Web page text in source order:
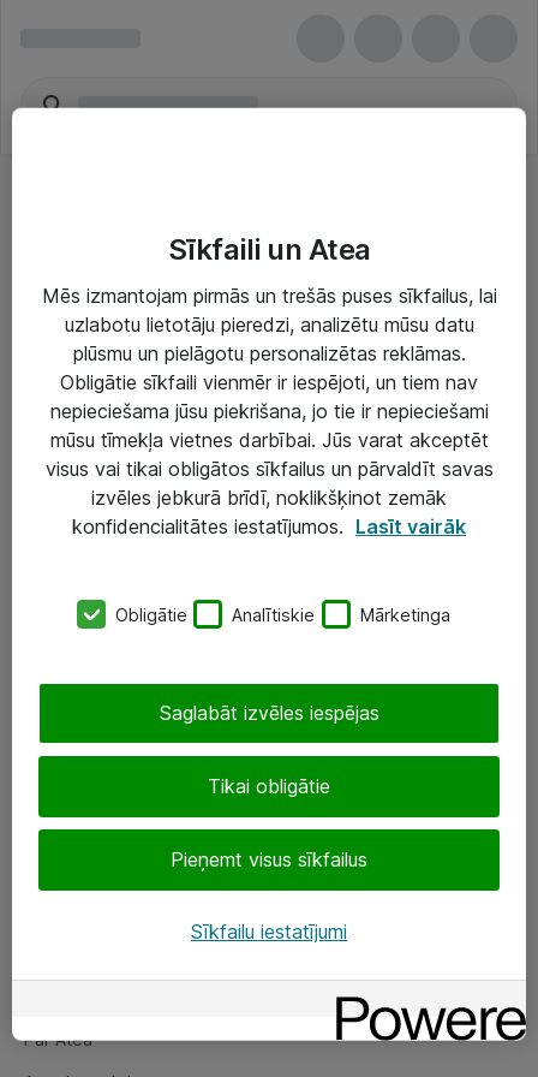
Risinājumi & Pakalpojumi
IT serviss un atbalsts
IT infrastruktūra
Darba vietu IT risinājumi
Serveri un datu centri
SIA „ATEA”
eShop@atea.lv
Sekojiet mums
Par Atea
Par Atea
Sīkfaili un Atea
Mēs izmantojam pirmās un trešās puses sīkfailus, lai
uzlabotu lietotāju pieredzi, analizētu mūsu datu
plūsmu un pielāgotu personalizētas reklāmas.
Obligātie sīkfaili vienmēr ir iespējoti, un tiem nav
nepieciešama jūsu piekrišana, jo tie ir nepieciešami
mūsu tīmekļa vietnes darbībai. Jūs varat akceptēt
visus vai tikai obligātos sīkfailus un pārvaldīt savas
izvēles jebkurā brīdī, noklikšķinot zemāk
konfidencialitātes iestatījumos. Lasīt vairāk
Obligātie Analītiskie Mārketinga
Tikai obligātie
Pieņemt visus sīkfailus
Saglabāt izvēles iespējas
Sīkfailu iestatījumi